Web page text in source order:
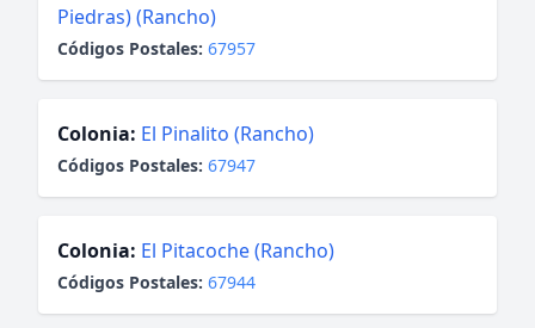
Piedras) (Rancho)
Códigos Postales: 67957
Colonia: El Pinalito (Rancho)
Códigos Postales: 67947
Colonia: El Pitacoche (Rancho)
Códigos Postales: 67944